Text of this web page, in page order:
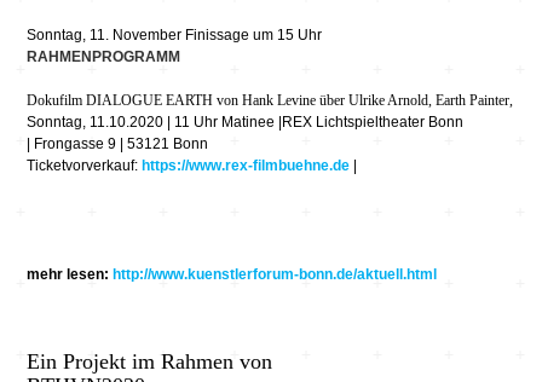
Sonntag, 11. November Finissage um 15 Uhr
RAHMENPROGRAMM
Dokufilm DIALOGUE EARTH von Hank Levineüber Ulrike Arnold, Earth Painter,
Sonntag, 11.10.2020 | 11 Uhr Matinee
REX Lichtspieltheater Bonn
Frongasse 9 | 53121 Bonn
Ticketvorverkauf: https://www.rex-filmbuehne.de
mehr lesen: http://www.kuenstlerforum-bonn.de/aktuell.html
Ein Projekt im Rahmen von